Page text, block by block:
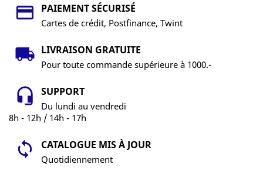
PAIEMENT SÉCURISÉ
Cartes de crédit, Postfinance, Twint
LIVRAISON GRATUITE
Pour toute commande supérieure à 1000.-
SUPPORT
Du lundi au vendredi
8h - 12h / 14h - 17h
CATALOGUE MIS À JOUR
Quotidiennement